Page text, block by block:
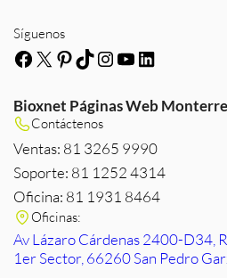
Síguenos
Facebook
X Pinterest
TikTok
Instagram
YouTube
LinkedIn
Bioxnet Páginas Web
Contáctenos
Ventas: 81 3265 9990
Soporte: 81 1252 4314
Oficina: 81 1931 8464
Oficinas:
Av Lázaro Cárdenas 2400-D34,
1er Sector, 66260 San Pedro